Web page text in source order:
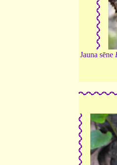
Jauna sēne